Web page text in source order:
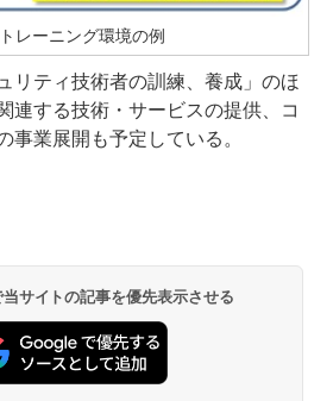
レーニング環境の例
リティ技術者の訓練、養成」のほ
連する技術・サービスの提供、コ
事業展開も予定している。
サイトの記事を優先表示させる